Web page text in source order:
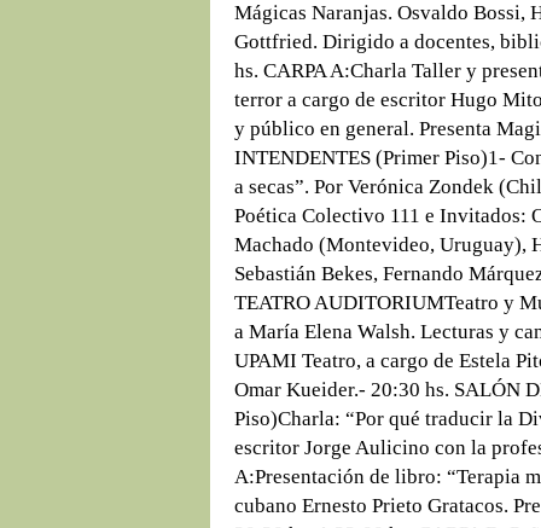
Mágicas Naranjas. Osvaldo Bossi,
Gottfried. Dirigido a docentes,
hs. CARPA A:Charla Taller y
terror a cargo de escritor Hugo
y público en general. Presenta
INTENDENTES (Primer Piso)1-
a secas”. Por Verónica Zondek
Poética Colectivo 111 e Invitados:
Machado (Montevideo, Uruguay),
Sebastián Bekes, Fernando
TEATRO AUDITORIUMTeatro y
a María Elena Walsh. Lecturas y
UPAMI Teatro, a cargo de Estela
Omar Kueider.- 20:30 hs. SALÓN
Piso)Charla: “Por qué traducir la
escritor Jorge Aulicino con la
A:Presentación de libro: “Terapia
cubano Ernesto Prieto Gratacos.